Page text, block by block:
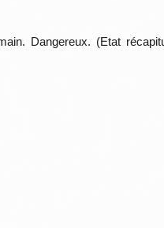
Dangereux. (Etat